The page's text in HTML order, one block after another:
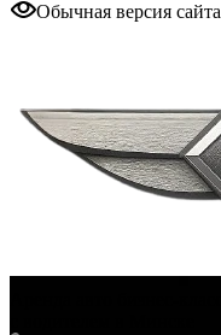
Обычная версия сайта